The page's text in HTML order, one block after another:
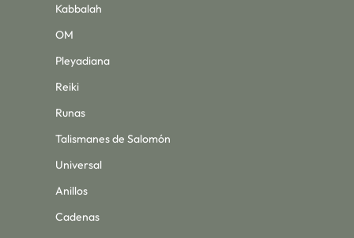
Kabbalah
OM
Pleyadiana
Reiki
Runas
Talismanes de Salomón
Universal
Anillos
Cadenas